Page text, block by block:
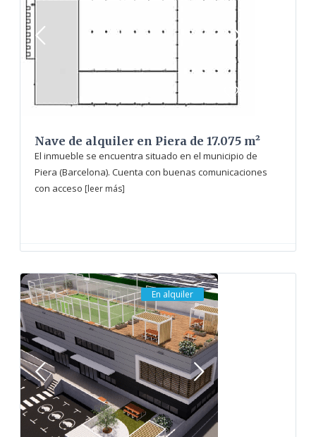
Nave de alquiler en Piera de 17.075 m²
El inmueble se encuentra situado en el municipio de
Piera (Barcelona). Cuenta con buenas comunicaciones
con acceso [leer más]
En alquiler